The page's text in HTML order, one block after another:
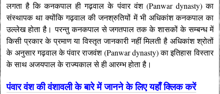
लगता है कि कनकपाल ही गढ़वाल के पंवार वंश (Panwar dynasty) का
संस्थापक था क्योंकि गढ़वाल की जनश्रुतियों में भी अधिकांश कनकपाल का
उल्लेख होता है।परन्तु कनकपाल से जगतपाल तक के शासकों के सम्बन्ध में
किसी प्रकार के प्रमाण या विस्तृत जानकारी नहीं मिलती है अधिकांश श्रोतों
के अनुसार गढ़वाल के पंवार राजवंश (Panwar dynasty) का इतिहास विस्तार
के साथ अजयपाल के राज्यकाल से ही आरम्भ होता है।
पंवार वंश की वंशावली के बारे में जानने के लिए यहाँ क्लिक करें